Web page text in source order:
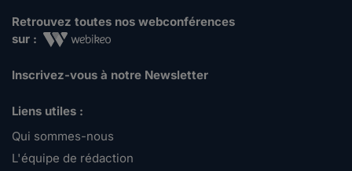
Retrouvez toutes nos webconférences
sur :
Inscrivez-vous à notre Newsletter
Liens utiles :
Qui sommes-nous
L'équipe de rédaction